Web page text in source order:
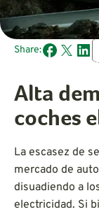
Share:
Alta
coches
La escasez de
mercado de
disuadiendo a
electricidad. Si